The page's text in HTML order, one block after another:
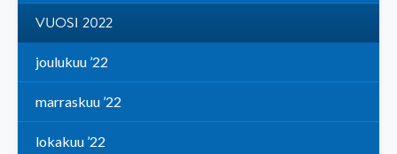
VUOSI 2022
joulukuu ’22
marraskuu ’22
lokakuu ’22